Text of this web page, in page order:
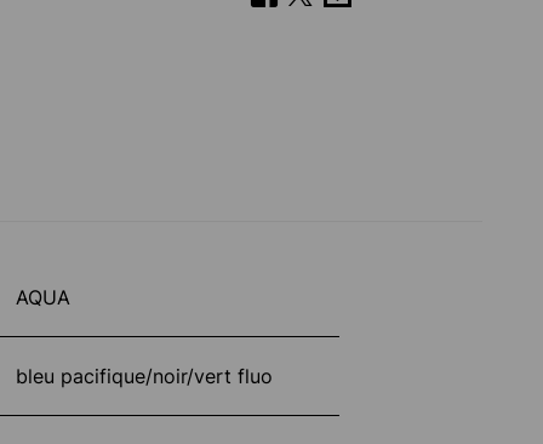
AQUA
bleu pacifique/noir/vert fluo